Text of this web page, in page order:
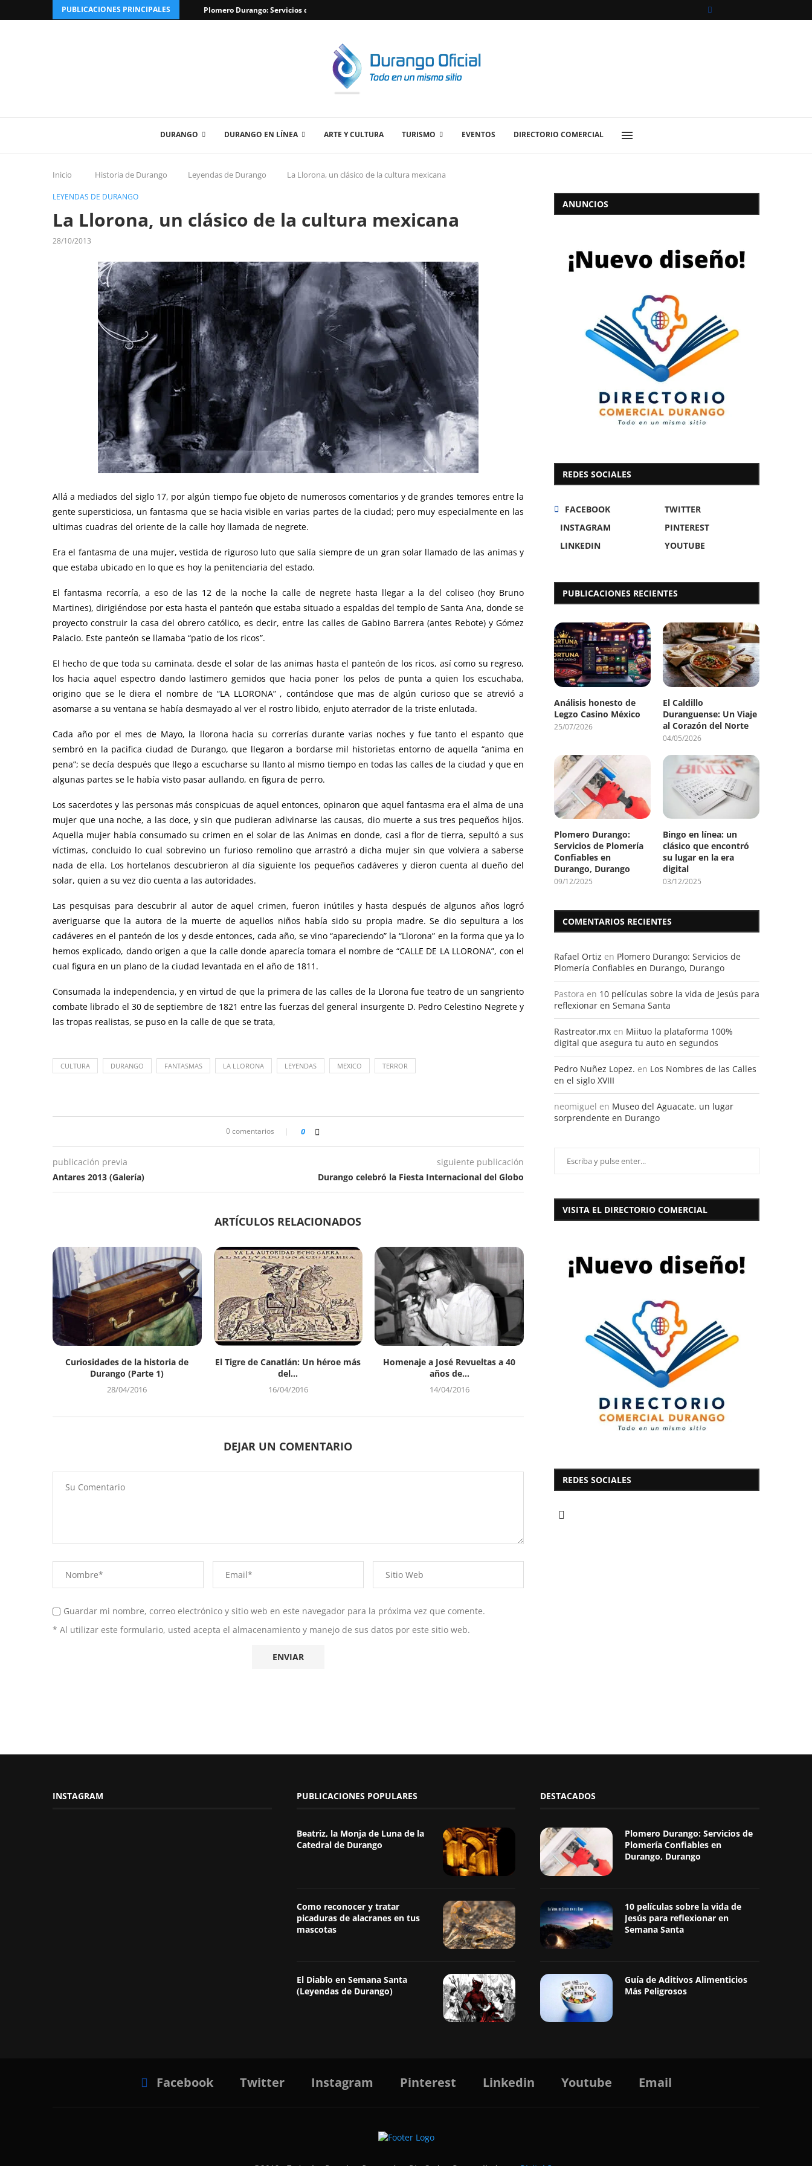
PUBLICACIONES PRINCIPALES Plomero Durango: Servicios de Plomería Confiables en Durango,...
DURANGO DURANGO EN LÍNEA ARTE Y CULTURA TURISMO EVENTOS DIRECTORIO COMERCIAL
Inicio Historia de Durango Leyendas de Durango La Llorona, un clásico de la cultura mexicana
LEYENDAS DE DURANGO
La Llorona, un clásico de la cultura mexicana
28/10/2013
Allá a mediados del siglo 17, por algún tiempo fue objeto de numerosos comentarios y de grandes temores entre la
gente supersticiosa, un fantasma que se hacia visible en varias partes de la ciudad; pero muy especialmente en las
ultimas cuadras del oriente de la calle hoy llamada de negrete.
Era el fantasma de una mujer, vestida de riguroso luto que salía siempre de un gran solar llamado de las animas y
que estaba ubicado en lo que es hoy la penitenciaria del estado.
El fantasma recorría, a eso de las 12 de la noche la calle de negrete hasta llegar a la del coliseo (hoy Bruno
Martines), dirigiéndose por esta hasta el panteón que estaba situado a espaldas del templo de Santa Ana, donde se
proyecto construir la casa del obrero católico, es decir, entre las calles de Gabino Barrera (antes Rebote) y Gómez
Palacio. Este panteón se llamaba “patio de los ricos”.
El hecho de que toda su caminata, desde el solar de las animas hasta el panteón de los ricos, así como su regreso,
los hacia aquel espectro dando lastimero gemidos que hacia poner los pelos de punta a quien los escuchaba,
origino que se le diera el nombre de “LA LLORONA” , contándose que mas de algún curioso que se atrevió a
asomarse a su ventana se había desmayado al ver el rostro libido, enjuto aterrador de la triste enlutada.
Cada año por el mes de Mayo, la llorona hacia su correrías durante varias noches y fue tanto el espanto que
sembró en la pacifica ciudad de Durango, que llegaron a bordarse mil historietas entorno de aquella “anima en
pena”; se decía después que llego a escucharse su llanto al mismo tiempo en todas las calles de la ciudad y que en
algunas partes se le había visto pasar aullando, en figura de perro.
Los sacerdotes y las personas más conspicuas de aquel entonces, opinaron que aquel fantasma era el alma de una
mujer que una noche, a las doce, y sin que pudieran adivinarse las causas, dio muerte a sus tres pequeños hijos.
Aquella mujer había consumado su crimen en el solar de las Animas en donde, casi a flor de tierra, sepultó a sus
víctimas, concluido lo cual sobrevino un furioso remolino que arrastró a dicha mujer sin que volviera a saberse
nada de ella. Los hortelanos descubrieron al día siguiente los pequeños cadáveres y dieron cuenta al dueño del
solar, quien a su vez dio cuenta a las autoridades.
Las pesquisas para descubrir al autor de aquel crimen, fueron inútiles y hasta después de algunos años logró
averiguarse que la autora de la muerte de aquellos niños había sido su propia madre. Se dio sepultura a los
cadáveres en el panteón de los y desde entonces, cada año, se vino “apareciendo” la “Llorona” en la forma que ya lo
hemos explicado, dando origen a que la calle donde aparecía tomara el nombre de “CALLE DE LA LLORONA”, con el
cual figura en un plano de la ciudad levantada en el año de 1811.
Consumada la independencia, y en virtud de que la primera de las calles de la Llorona fue teatro de un sangriento
combate librado el 30 de septiembre de 1821 entre las fuerzas del general insurgente D. Pedro Celestino Negrete y
las tropas realistas, se puso en la calle de que se trata,
CULTURA DURANGO FANTASMAS LA LLORONA LEYENDAS MEXICO TERROR
0 comentarios 0
publicación previa
Antares 2013 (Galería)
siguiente publicación
Durango celebró la Fiesta Internacional del Globo
ARTÍCULOS RELACIONADOS
Curiosidades de la historia de
Durango (Parte 1)
28/04/2016
El Tigre de Canatlán: Un héroe más
del...
16/04/2016
Homenaje a José Revueltas a 40
años de...
14/04/2016
DEJAR UN COMENTARIO
Guardar mi nombre, correo electrónico y sitio web en este navegador para la próxima vez que comente.
* Al utilizar este formulario, usted acepta el almacenamiento y manejo de sus datos por este sitio web.
ANUNCIOS
REDES SOCIALES
FACEBOOK
TWITTER
INSTAGRAM
PINTEREST
LINKEDIN
YOUTUBE
PUBLICACIONES RECIENTES
Análisis honesto de
Legzo Casino México
25/07/2026
El Caldillo
Duranguense: Un Viaje
al Corazón del Norte
04/05/2026
Plomero Durango:
Servicios de Plomería
Confiables en
Durango, Durango
09/12/2025
Bingo en línea: un
clásico que encontró
su lugar en la era
digital
03/12/2025
COMENTARIOS RECIENTES
Rafael Ortiz en Plomero Durango: Servicios de
Plomería Confiables en Durango, Durango
Pastora en 10 películas sobre la vida de Jesús para
reflexionar en Semana Santa
Rastreator.mx en Miituo la plataforma 100%
digital que asegura tu auto en segundos
Pedro Nuñez Lopez. en Los Nombres de las Calles
en el siglo XVIII
neomiguel en Museo del Aguacate, un lugar
sorprendente en Durango
VISITA EL DIRECTORIO COMERCIAL
REDES SOCIALES
INSTAGRAM PUBLICACIONES POPULARES
Beatriz, la Monja de Luna de la
Catedral de Durango
Como reconocer y tratar
picaduras de alacranes en tus
mascotas
El Diablo en Semana Santa
(Leyendas de Durango)
DESTACADOS
Plomero Durango: Servicios de
Plomería Confiables en
Durango, Durango
10 películas sobre la vida de
Jesús para reflexionar en
Semana Santa
Guía de Aditivos Alimenticios
Más Peligrosos
Facebook Twitter Instagram Pinterest Linkedin Youtube Email